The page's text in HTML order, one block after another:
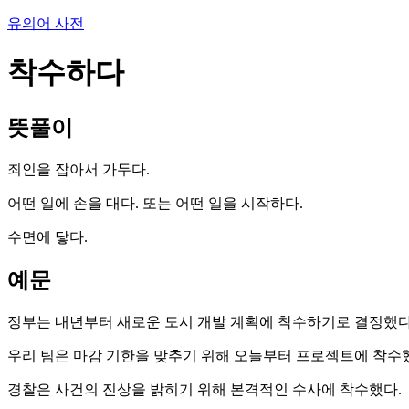
유의어 사전
착수하다
뜻풀이
죄인을 잡아서 가두다.
어떤 일에 손을 대다. 또는 어떤 일을 시작하다.
수면에 닿다.
예문
정부는 내년부터 새로운 도시 개발 계획에 착수하기로 결정했
우리 팀은 마감 기한을 맞추기 위해 오늘부터 프로젝트에 착수
경찰은 사건의 진상을 밝히기 위해 본격적인 수사에 착수했다.